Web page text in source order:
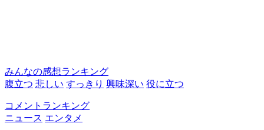
みんなの感想ランキング
腹立つ 悲しい すっきり 興味深い 役に立つ
コメントランキング
ニュース エンタメ